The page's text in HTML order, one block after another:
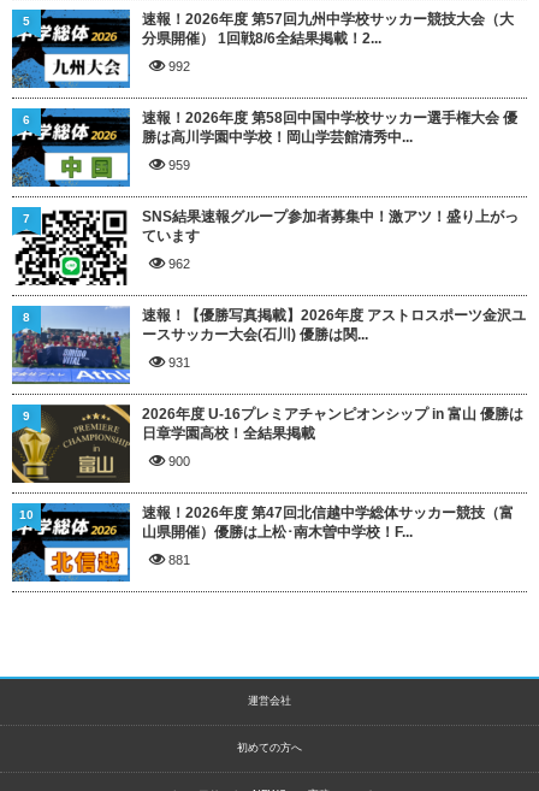
速報！2026年度 第57回九州中学校サッカー競技大会（大
分県開催） 1回戦8/6全結果掲載！2...
992
5
速報！2026年度 第58回中国中学校サッカー選手権大会 優
勝は高川学園中学校！岡山学芸館清秀中...
959
6
SNS結果速報グループ参加者募集中！激アツ！盛り上がっ
ています
962
7
速報！【優勝写真掲載】2026年度 アストロスポーツ金沢ユ
ースサッカー大会(石川) 優勝は関...
931
8
2026年度 U-16プレミアチャンピオンシップ in 富山 優勝は
日章学園高校！全結果掲載
900
9
速報！2026年度 第47回北信越中学総体サッカー競技（富
山県開催）優勝は上松･南木曽中学校！F...
881
10
運営会社
初めての方へ